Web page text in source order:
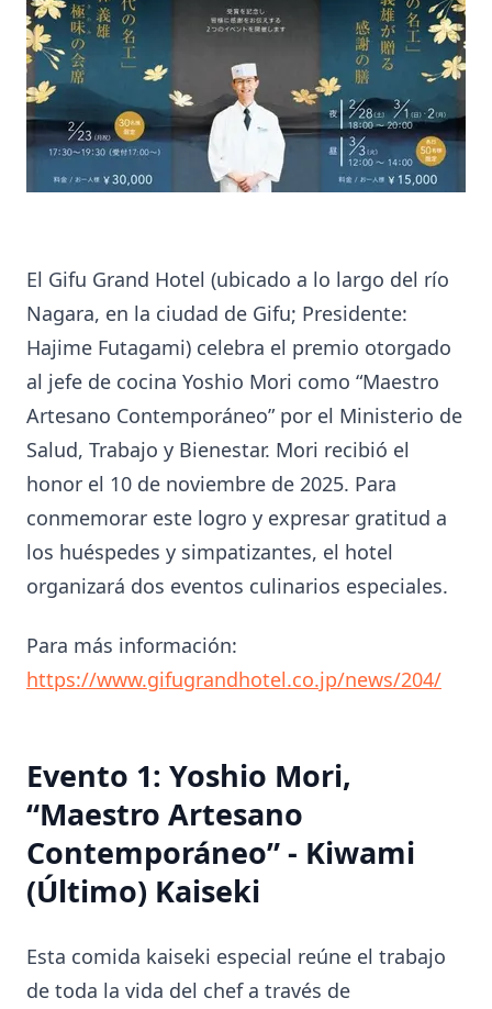
El Gifu Grand Hotel (ubicado a lo largo del río
Nagara, en la ciudad de Gifu; Presidente:
Hajime Futagami) celebra el premio otorgado
al jefe de cocina Yoshio Mori como “Maestro
Artesano Contemporáneo” por el Ministerio de
Salud, Trabajo y Bienestar. Mori recibió el
honor el 10 de noviembre de 2025. Para
conmemorar este logro y expresar gratitud a
los huéspedes y simpatizantes, el hotel
organizará dos eventos culinarios especiales.
Para más información:
https://www.gifugrandhotel.co.jp/news/204/
Evento 1: Yoshio Mori,
“Maestro Artesano
Contemporáneo” - Kiwami
(Último) Kaiseki
Esta comida kaiseki especial reúne el trabajo
de toda la vida del chef a través de